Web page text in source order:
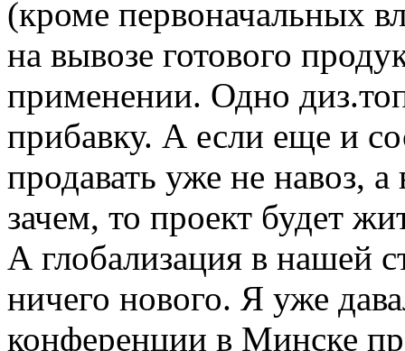
(кроме первоначальных
на вывозе готового
применении. Одно
прибавку. А если еще и
продавать уже не навоз,
зачем, то проект будет
А глобализация в нашей
ничего нового. Я уже
конференции в Минске